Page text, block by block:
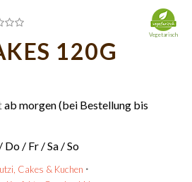
120G
Vegetarisch
ab morgen (bei Bestellung bis
/ Fr / Sa / So
Cakes & Kuchen